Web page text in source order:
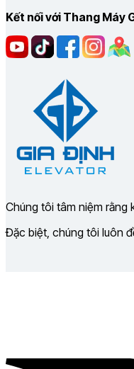
Kết nối với Thang Máy
Chúng tôi tâm niệm
Đặc biệt, chúng tôi luôn